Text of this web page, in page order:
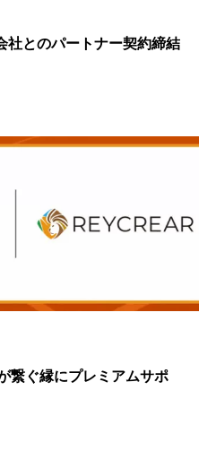
社とのパートナー契約締結
繋ぐ縁にプレミアムサポ